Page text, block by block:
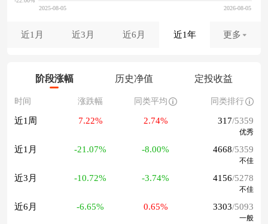
近1月 近3月 近6月 近1年 更多
阶段涨幅 历史净值 定投收益
时间 涨跌幅 同类平均 同类排行
近1周 7.22% 2.74% 317/5359
优秀
近1月 -21.07% -8.00% 4668/5359
不佳
近3月 -10.72% -3.74% 4156/5278
不佳
近6月 -6.65% 0.65% 3303/5093
一般